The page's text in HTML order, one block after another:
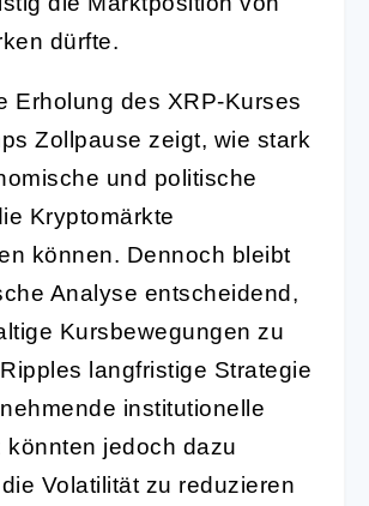
dürfte.
Erholung des XRP-Kurses
Zollpause zeigt, wie stark
und politische
Kryptomärkte
können. Dennoch bleibt
Analyse entscheidend,
Kursbewegungen zu
langfristige Strategie
institutionelle
könnten jedoch dazu
Volatilität zu reduzieren